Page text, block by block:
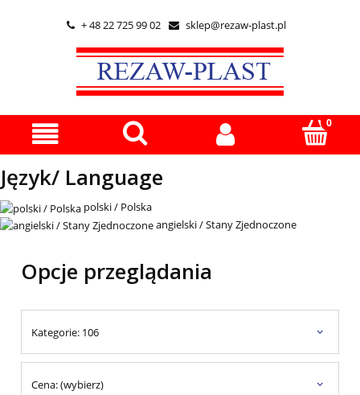
 + 48 22 725 99 02  sklep@rezaw-plast.pl
Język/ Language
polski / Polska
angielski / Stany Zjednoczone
Opcje przeglądania
Kategorie: 106
Cena: (wybierz)